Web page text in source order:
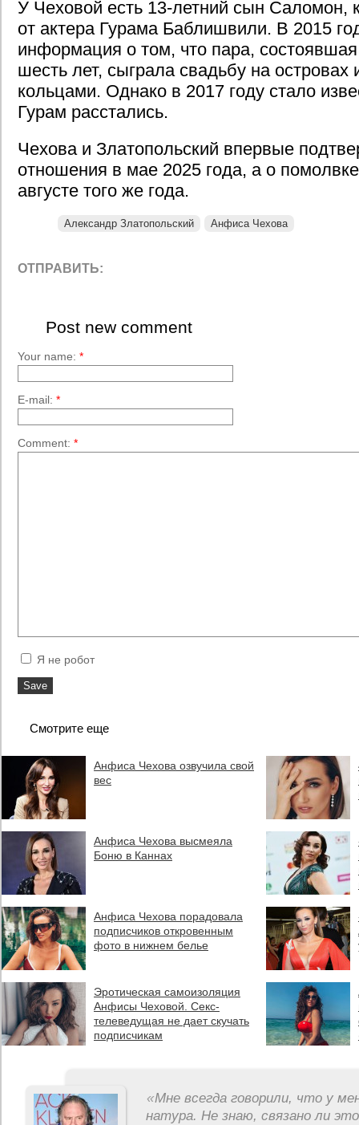
У Чеховой есть 13-летний сын Саломон,
от актера Гурама Баблишвили. В 2015
информация о том, что пара,
шесть лет, сыграла свадьбу на островах
кольцами. Однако в 2017 году стало
Гурам расстались.
Чехова и Златопольский впервые
отношения в мае 2025 года, а о
августе того же года.
Александр Златопольский Анфиса Чехова
ОТПРАВИТЬ:
Post new comment
Your name: *
E-mail: *
Comment: *
Я не робот
Смотрите еще
Анфиса Чехова озвучила свой
вес
Анфиса Чехова высмеяла
Боню в Каннах
Анфиса Чехова порадовала
подписчиков откровенным
фото в нижнем белье
Эротическая самоизоляция
Анфисы Чеховой. Секс-
телеведущая не дает скучать
подписчикам
«Мне всегда говорили, что у
натура. Не знаю, связано ли